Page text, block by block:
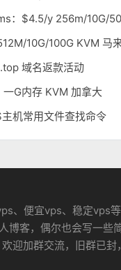
10G/100G KVM 马
域名返款活动
G内存 KVM 加拿大
机常用文件查找命令
、便宜vps、稳定vps
博客，偶尔也会写一些
迎加群交流，旧群已封